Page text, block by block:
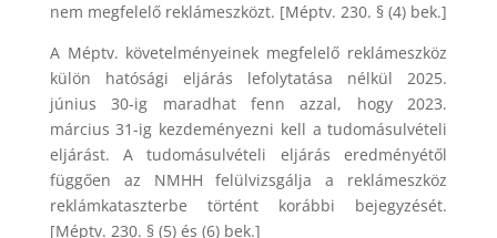
nem megfelelő reklámeszközt. [Méptv. 230. § (4) bek.]
A Méptv. követelményeinek megfelelő reklámeszköz
külön hatósági eljárás lefolytatása nélkül 2025.
június 30-ig maradhat fenn azzal, hogy 2023.
március 31-ig kezdeményezni kell a tudomásulvételi
eljárást. A tudomásulvételi eljárás eredményétől
függően az NMHH felülvizsgálja a reklámeszköz
reklámkataszterbe történt korábbi bejegyzését.
[Méptv. 230. § (5) és (6) bek.]